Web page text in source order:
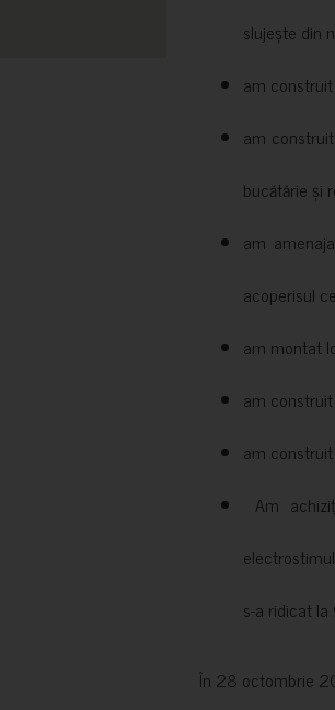
slujește din
am
am
bucătărie și
am
acoperisul
am montat
am
am
Am
s-a ridicat
În 28 octombrie